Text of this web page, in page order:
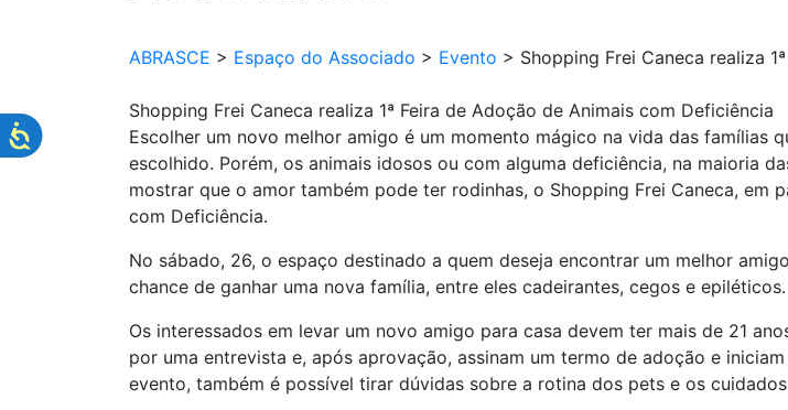
ABRASCE > Espaço do Associado > Evento > Shopping Frei Caneca realiza
Shopping Frei Caneca realiza 1ª Feira de Adoção de Animais com Deficiência
Escolher um novo melhor amigo é um momento mágico na vida das famílias
escolhido. Porém, os animais idosos ou com alguma deficiência, na maioria
mostrar que o amor também pode ter rodinhas, o Shopping Frei Caneca, em
com Deficiência.
No sábado, 26, o espaço destinado a quem deseja encontrar um melhor
chance de ganhar uma nova família, entre eles cadeirantes, cegos e epiléticos.
Os interessados em levar um novo amigo para casa devem ter mais de 21
por uma entrevista e, após aprovação, assinam um termo de adoção e
evento, também é possível tirar dúvidas sobre a rotina dos pets e os